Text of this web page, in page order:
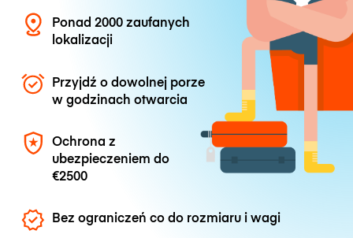
Ponad 2000 zaufanych
lokalizacji
Przyjdź o dowolnej porze
w godzinach otwarcia
Ochrona z
ubezpieczeniem do
€2500
Bez ograniczeń co do rozmiaru i wagi